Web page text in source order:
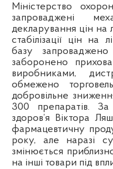
Міністерство
запроваджені
декларування цін на
стабілізації цін
базу запроваджено
заборонено
виробниками,
обмежено
добровільне
300 препаратів.
здоров’я Віктора
фармацевтичну
року, але наразі
змінюється
на інші товари під